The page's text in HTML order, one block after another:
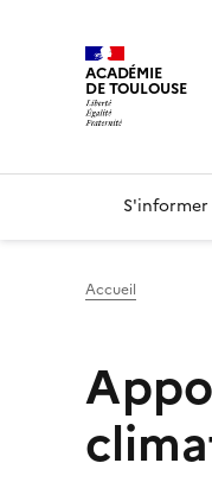
ACADÉMIE
DE TOULOUSE
S'informer
Accueil